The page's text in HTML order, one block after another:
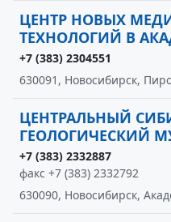
ЦЕНТР НОВЫХ
ТЕХНОЛОГИЙ В
+7 (383) 2304551
630091, Новосибирск,
ЦЕНТРАЛЬНЫЙ
ГЕОЛОГИЧЕСКИЙ
+7 (383) 2332887
факс +7 (383) 2332792
630090, Новосибирск,